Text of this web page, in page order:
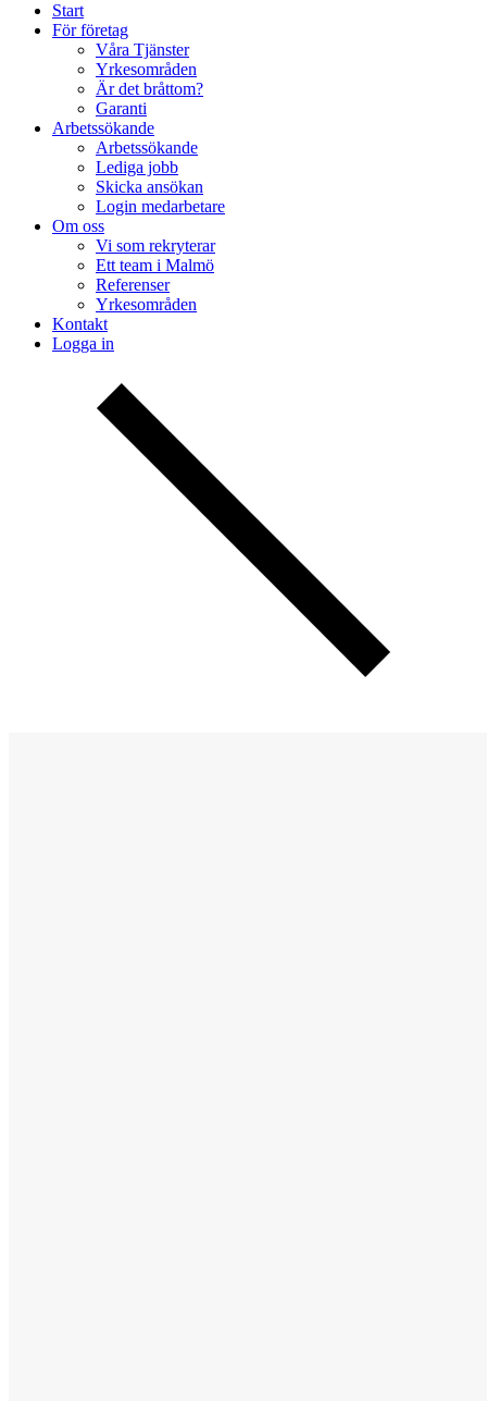
Start
För företag
Våra Tjänster
Yrkesområden
Är det bråttom?
Garanti
Arbetssökande
Arbetssökande
Lediga jobb
Skicka ansökan
Login medarbetare
Om oss
Vi som rekryterar
Ett team i Malmö
Referenser
Yrkesområden
Kontakt
Logga in